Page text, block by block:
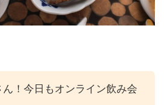
ん！今日もオンライン飲み会